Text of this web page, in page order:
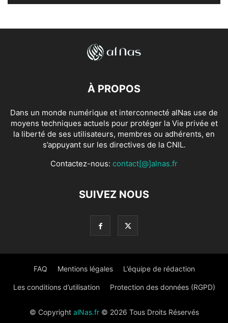
À PROPOS
Dans un monde numérique et interconnecté alNas use de
moyens techniques actuels pour protéger la Vie privée et
la liberté de ses utilisateurs, membres ou adhérents, en
s’appuyant sur les directives de la CNIL.
Contactez-nous: contact[@]alnas.fr
SUIVEZ NOUS
FAQ Mentions légales L’équipe de rédaction
Les conditions d’utilisation Protection des données (RGPD)
© Copyright alNas.fr© 2026 Tous Droits Réservés